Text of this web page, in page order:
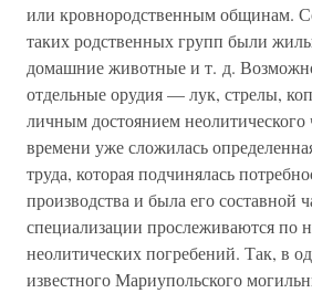
или кровнородственным общинам.
таких родственных групп были
домашние животные и т. д.
отдельные орудия — лук, стрелы,
личным достоянием неолитического
времени уже сложилась
труда, которая подчинялась
производства и была его составной
специализации прослеживаются по
неолитических погребений. Так, в
известного Мариупольского